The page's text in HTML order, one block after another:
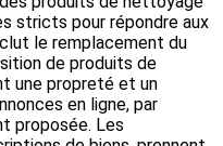
stricts pour répondre aux
le remplacement du
de produits de
une propreté et un
en ligne, par
proposée. Les